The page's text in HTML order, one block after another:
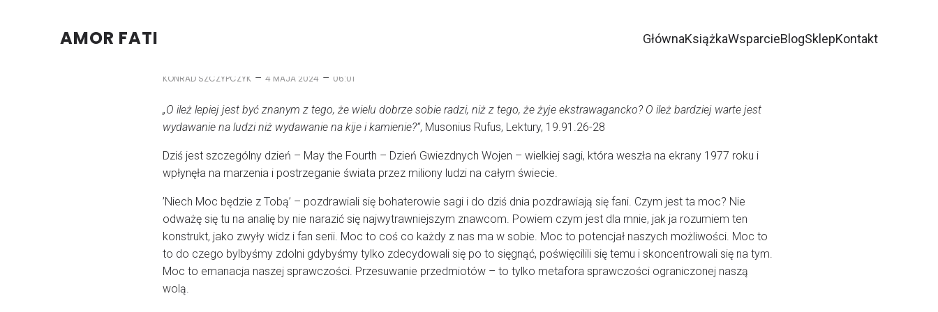
AMOR FATI GłównaKsiążkaWsparcieBlogSklepKontakt
KONRAD SZCZYPCZYK – 4 MAJA 2024 – 06:01
„O ileż lepiej jest być znanym z tego, że wielu dobrze sobie radzi, niż z tego, że żyje ekstrawagancko? O ileż bardziej warte jest
wydawanie na ludzi niż wydawanie na kije i kamienie?”, Musonius Rufus, Lektury, 19.91.26-28
Dziś jest szczególny dzień – May the Fourth – Dzień Gwiezdnych Wojen – wielkiej sagi, która weszła na ekrany 1977 roku i
wpłynęła na marzenia i postrzeganie świata przez miliony ludzi na całym świecie.
’Niech Moc będzie z Tobą’ – pozdrawiali się bohaterowie sagi i do dziś dnia pozdrawiają się fani. Czym jest ta moc? Nie
odważę się tu na analię by nie narazić się najwytrawniejszym znawcom. Powiem czym jest dla mnie, jak ja rozumiem ten
konstrukt, jako zwyły widz i fan serii. Moc to coś co każdy z nas ma w sobie. Moc to potencjał naszych możliwości. Moc to
to do czego bylbyśmy zdolni gdybyśmy tylko zdecydowali się po to sięgnąć, poświęcilili się temu i skoncentrowali się na tym.
Moc to emanacja naszej sprawczości. Przesuwanie przedmiotów – to tylko metafora sprawczości ograniczonej naszą
wolą.